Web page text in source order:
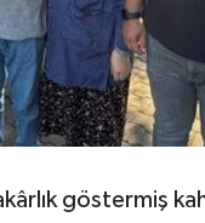
göstermiş